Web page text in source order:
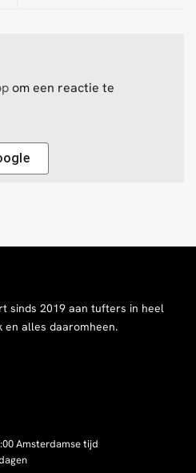
om een reactie te
sinds 2019 aan tufters in heel
en alles daaromheen.
Amsterdamse tijd